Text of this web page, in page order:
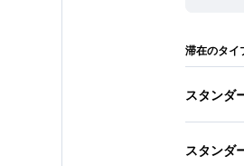
滞在のタイ
スタンダ
スタンダ